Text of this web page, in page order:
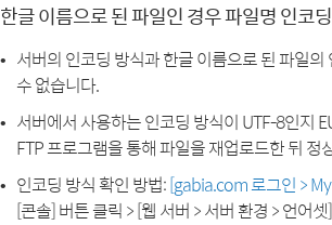
한글 이름으로 된 파일인 경우 파일명 인코
서버의 인코딩 방식과 한글 이름으로 된 파일
수 없습니다.
서버에서 사용하는 인코딩 방식이 UTF-8인지
FTP 프로그램을 통해 파일을 재업로드한 뒤
인코딩 방식 확인 방법:[gabia.com 로그인 >
[콘솔] 버튼 클릭 > [웹 서버 > 서버 환경 > 언어